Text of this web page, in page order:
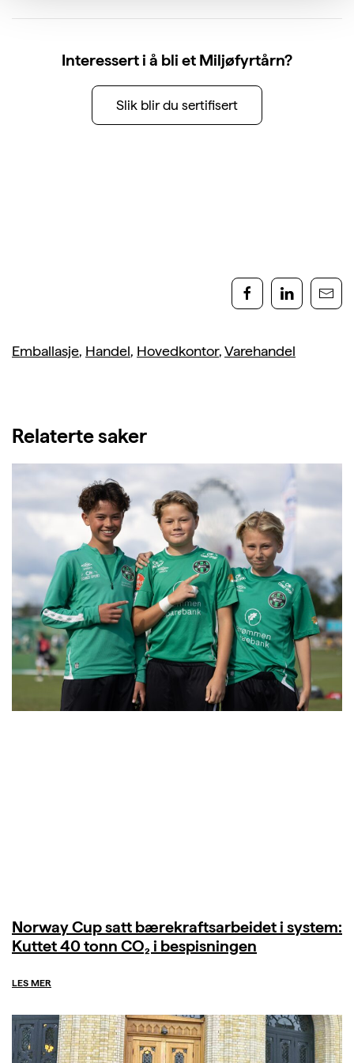
Interessert i å bli et Miljøfyrtårn?
Slik blir du sertifisert
Emballasje, Handel, Hovedkontor,Varehandel
Relaterte saker
Norway Cup satt bærekraftsarbeidet i system:
Kuttet 40 tonn CO₂ i bespisningen
LES MER